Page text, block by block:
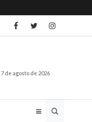
7 de agosto de 2026